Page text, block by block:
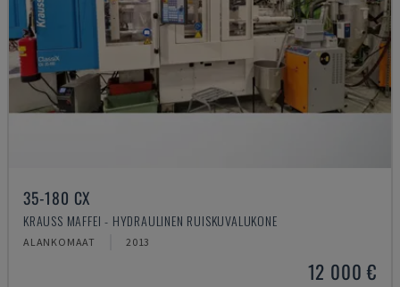
35-180 CX
KRAUSS MAFFEI - HYDRAULINEN RUISKUVALUKONE
ALANKOMAAT 2013
12 000 €